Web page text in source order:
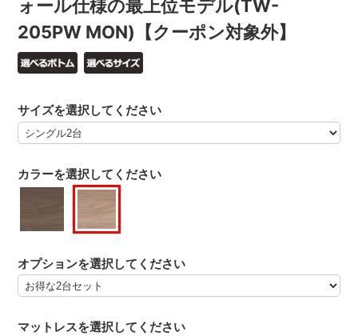
ォール仕様の最上位モデル(TW-
205PW MON)【クーポン対象外】
カラーを選択してください
サイズを選択してください
オプションを選択してください
マットレスを選択してください